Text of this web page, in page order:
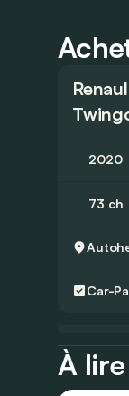
2020
73 ch
Car-
À